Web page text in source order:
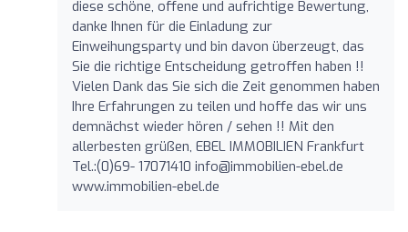
diese schöne, offene und aufrichtige Bewertung,
danke Ihnen für die Einladung zur
Einweihungsparty und bin davon überzeugt, das
Sie die richtige Entscheidung getroffen haben !!
Vielen Dank das Sie sich die Zeit genommen haben
Ihre Erfahrungen zu teilen und hoffe das wir uns
demnächst wieder hören / sehen !! Mit den
allerbesten grüßen, EBEL IMMOBILIEN Frankfurt
Tel.:(0)69- 17071410 info@immobilien-ebel.de
www.immobilien-ebel.de